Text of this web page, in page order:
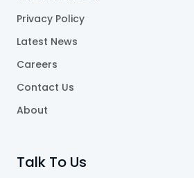
Privacy Policy
Latest News
Careers
Contact Us
About
Talk To Us